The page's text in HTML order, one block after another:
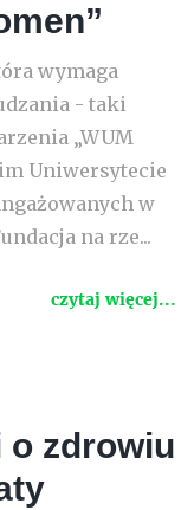
wymaga
- taki
„WUM
Uniwersytecie
w
na rze...
czytaj więcej...
o zdrowiu